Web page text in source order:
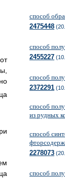
способ
2475448
способ
2455227
способ
2372291
способ
из рудных
способ
2278073
способ